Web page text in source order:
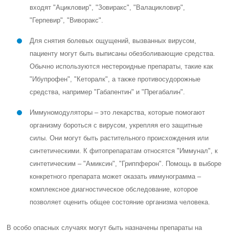
входят "Ацикловир", "Зовиракс", "Валацикловир",
"Герпевир", "Виворакс".
Для снятия болевых ощущений, вызванных вирусом,
пациенту могут быть выписаны обезболивающие средства.
Обычно используются нестероидные препараты, такие как
"Ибупрофен", "Кеторалк", а также противосудорожные
средства, например "Габапентин" и "Прегабалин".
Иммуномодуляторы – это лекарства, которые помогают
организму бороться с вирусом, укрепляя его защитные
силы. Они могут быть растительного происхождения или
синтетическими. К фитопрепаратам относятся "Иммунал", к
синтетическим – "Амиксин", "Гриппферон". Помощь в выборе
конкретного препарата может оказать иммунограмма –
комплексное диагностическое обследование, которое
позволяет оценить общее состояние организма человека.
В особо опасных случаях могут быть назначены препараты на